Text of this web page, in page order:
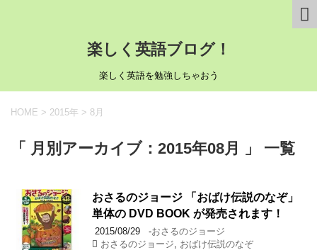
楽しく英語ブログ！
楽しく英語を勉強しちゃおう
HOME > 2015年 > 8月
「 月別アーカイブ：2015年08月 」 一覧
おさるのジョージ 「おばけ伝説のなぞ」
単体の DVD BOOK が発売されます！
2015/08/29 -おさるのジョージ
おさるのジョージ
おばけ伝説のなぞ